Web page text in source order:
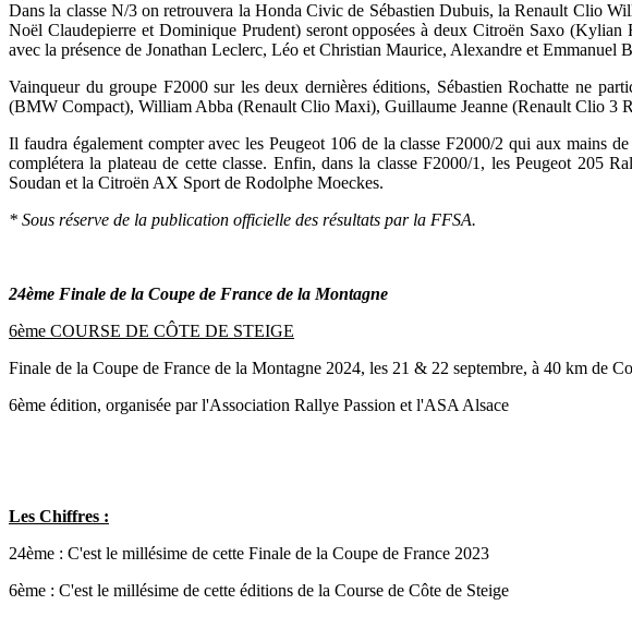
Dans la classe N/3 on retrouvera la Honda Civic de Sébastien Dubuis, la Renault Clio
Noël Claudepierre et Dominique Prudent) seront opposées à deux Citroën Saxo
avec la présence de Jonathan Leclerc, Léo et Christian Maurice, Alexandre et Emmanuel
Vainqueur du groupe F2000 sur les deux dernières éditions, Sébastien Rochatte ne
(BMW Compact), William Abba (Renault Clio Maxi), Guillaume Jeanne (Renault Clio 3
Il faudra également compter avec les Peugeot 106 de la classe F2000/2 qui aux mains
complétera la plateau de cette classe. Enfin, dans la classe F2000/1, les Peugeot
Soudan et la Citroën AX Sport de Rodolphe Moeckes.
* Sous réserve de la publication officielle des résultats par la FFSA.
24ème Finale de la Coupe de France de la Montagne
6ème COURSE DE CÔTE DE STEIGE
Finale de la Coupe de France de la Montagne 2024, les 21 & 22 septembre, à 40 km de
6ème édition, organisée par l'Association Rallye Passion et l'ASA Alsace
Les Chiffres :
24ème : C'est le millésime de cette Finale de la Coupe de France 2023
6ème : C'est le millésime de cette éditions de la Course de Côte de Steige